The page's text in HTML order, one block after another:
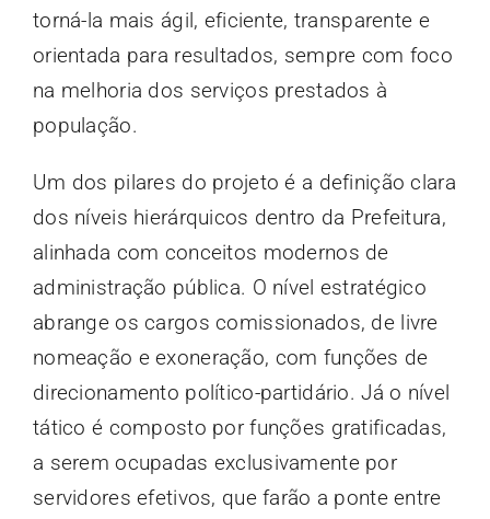
torná-la mais ágil, eficiente, transparente e
orientada para resultados, sempre com foco
na melhoria dos serviços prestados à
população.
Um dos pilares do projeto é a definição clara
dos níveis hierárquicos dentro da Prefeitura,
alinhada com conceitos modernos de
administração pública. O nível estratégico
abrange os cargos comissionados, de livre
nomeação e exoneração, com funções de
direcionamento político-partidário. Já o nível
tático é composto por funções gratificadas,
a serem ocupadas exclusivamente por
servidores efetivos, que farão a ponte entre